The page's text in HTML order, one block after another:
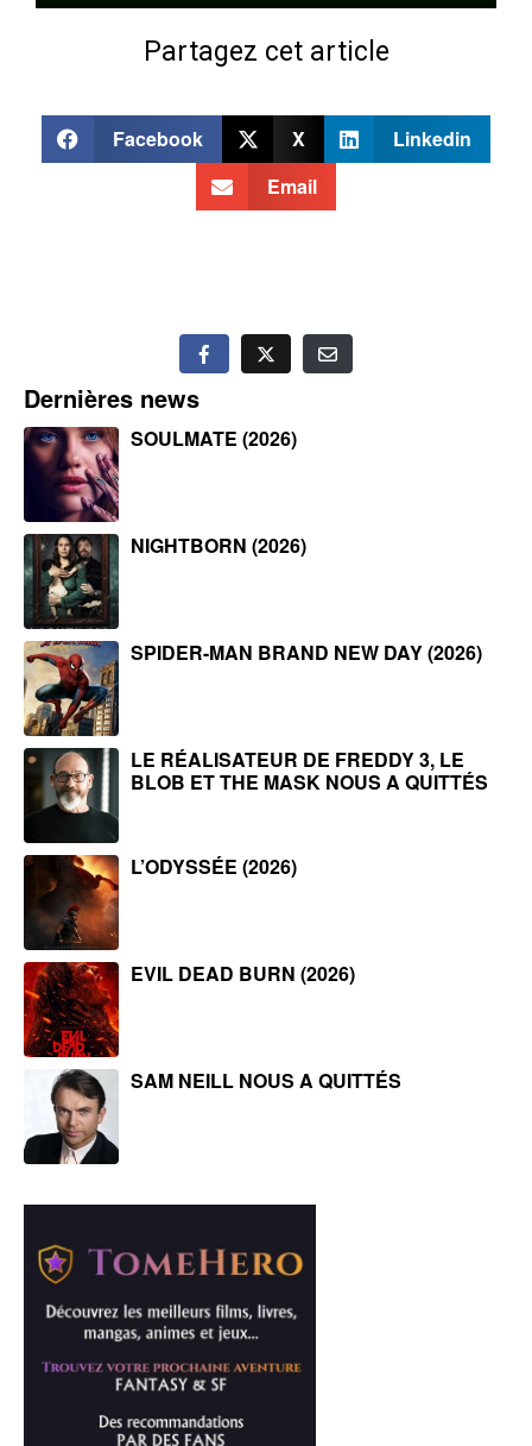
Partagez cet article
Facebook X
Linkedin
Email
Dernières news
SOULMATE (2026)
NIGHTBORN (2026)
SPIDER-MAN BRAND NEW DAY (2026)
LE RÉALISATEUR DE FREDDY 3, LE
BLOB ET THE MASK NOUS A QUITTÉS
L’ODYSSÉE (2026)
EVIL DEAD BURN (2026)
SAM NEILL NOUS A QUITTÉS